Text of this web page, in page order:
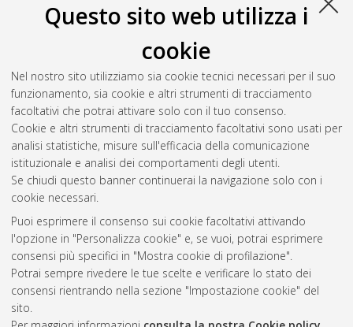
Questo sito web utilizza i
cookie
Nel nostro sito utilizziamo sia cookie tecnici necessari per il suo
funzionamento, sia cookie e altri strumenti di tracciamento
facoltativi che potrai attivare solo con il tuo consenso.
Cookie e altri strumenti di tracciamento facoltativi sono usati per
analisi statistiche, misure sull'efficacia della comunicazione
istituzionale e analisi dei comportamenti degli utenti.
Se chiudi questo banner continuerai la navigazione solo con i
cookie necessari.
Puoi esprimere il consenso sui cookie facoltativi attivando
l'opzione in "Personalizza cookie" e, se vuoi, potrai esprimere
consensi più specifici in "Mostra cookie di profilazione".
Potrai sempre rivedere le tue scelte e verificare lo stato dei
consensi rientrando nella sezione "Impostazione cookie" del
sito.
Spaccapanico Proietti, Giada(2020)
Dealing with
uncertainty in test assembly, [Dissertation thesis], Alma Mater
Studiorum Università di Bologna. Dottorato di ricerca in
Scienze statistiche, 32 Ciclo. DOI
10.6092/unibo/amsdottorato/9217.
Questa lista e' stata generata il Thu Aug 6 20:46:34 2026
Atom
Rss 1.0
Rss 2.0